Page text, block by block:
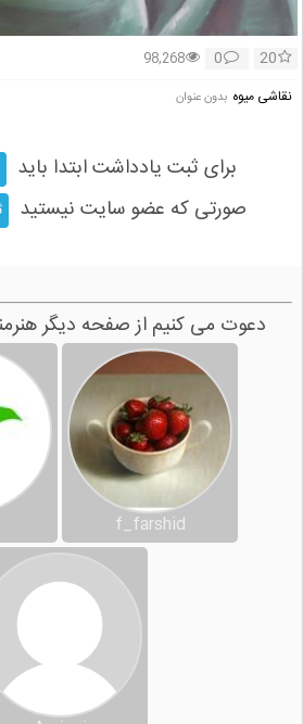
20
0
98,268
نقاشی میوه بدون عنوان
برای ثبت یادداشت ابتدا باید
صورتی که عضو سایت نیستید
دعوت می کنیم از صفحه دیگر
f_farshid